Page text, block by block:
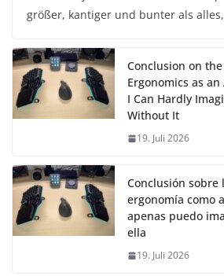
größer, kantiger und bunter als
Conclusion on
Ergonomics as
I Can Hardly
Without It
19. Juli 2026
Conclusión sobre
ergonomía como
apenas puedo
ella
19. Juli 2026